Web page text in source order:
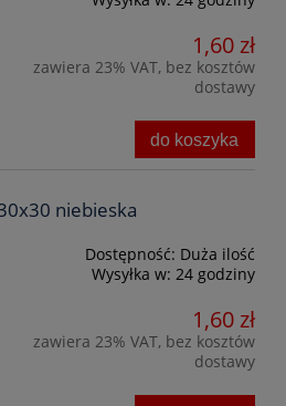
1,60 zł
zawiera 23% VAT, bez kosztów
dostawy
do koszyka
niebieska
Dostępność: Duża ilość
Wysyłka w: 24 godziny
1,60 zł
zawiera 23% VAT, bez kosztów
dostawy